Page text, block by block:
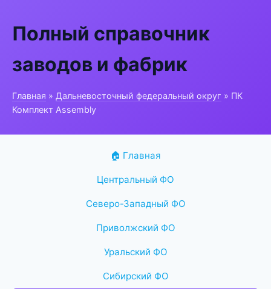
Полный справочник
заводов и фабрик
Главная » Дальневосточный федеральный округ » ПК
Комплект Assembly
🏠 Главная
Центральный ФО
Северо-Западный ФО
Приволжский ФО
Уральский ФО
Сибирский ФО